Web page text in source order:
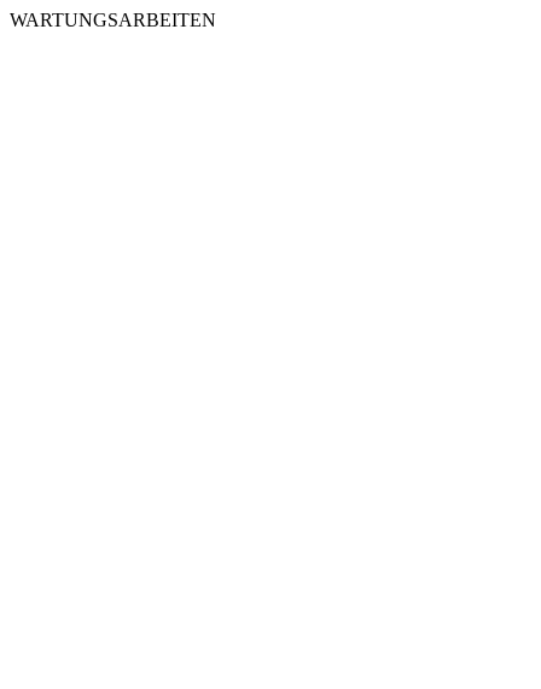
WARTUNGSARBEITEN